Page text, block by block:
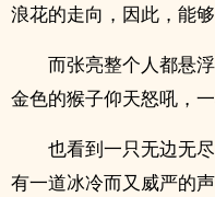
浪花的走向，因此，能
而张亮整个人都悬
金色的猴子仰天怒吼，
也看到一只无边无
有一道冰冷而又威严的